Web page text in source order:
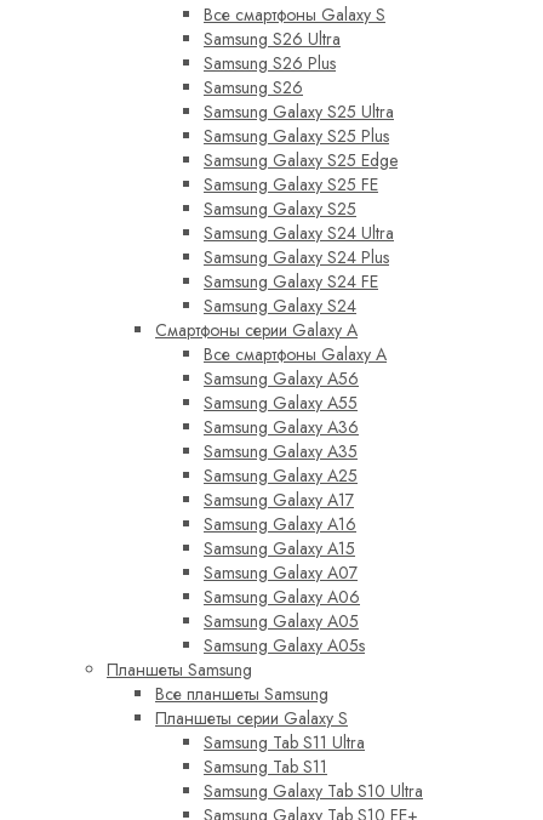
Все смартфоны Galaxy S
Samsung S26 Ultra
Samsung S26 Plus
Samsung S26
Samsung Galaxy S25 Ultra
Samsung Galaxy S25 Plus
Samsung Galaxy S25 Edge
Samsung Galaxy S25 FE
Samsung Galaxy S25
Samsung Galaxy S24 Ultra
Samsung Galaxy S24 Plus
Samsung Galaxy S24 FE
Samsung Galaxy S24
Смартфоны серии Galaxy A
Все смартфоны Galaxy A
Samsung Galaxy A56
Samsung Galaxy A55
Samsung Galaxy A36
Samsung Galaxy A35
Samsung Galaxy A25
Samsung Galaxy A17
Samsung Galaxy A16
Samsung Galaxy A15
Samsung Galaxy A07
Samsung Galaxy A06
Samsung Galaxy A05
Samsung Galaxy A05s
Планшеты Samsung
Все планшеты Samsung
Планшеты серии Galaxy S
Samsung Tab S11 Ultra
Samsung Tab S11
Samsung Galaxy Tab S10 Ultra
Samsung Galaxy Tab S10 FE+